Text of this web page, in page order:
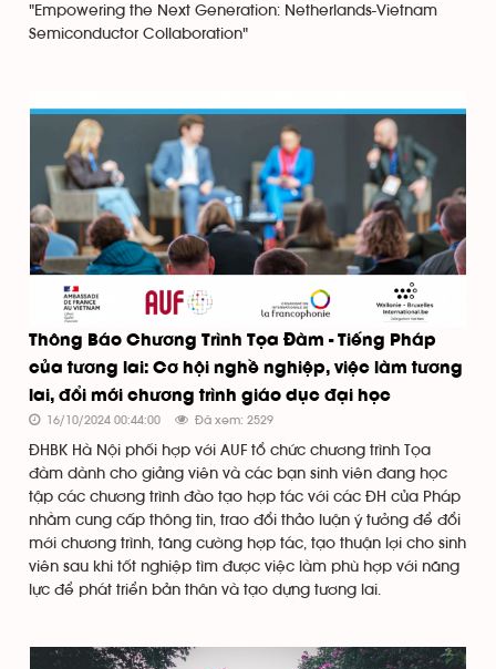
"Empowering the Next Generation: Netherlands-Vietnam
Semiconductor Collaboration"
Thông Báo Chương Trình Tọa Đàm - Tiếng Pháp
của tương lai: Cơ hội nghề nghiệp, việc làm tương
lai, đổi mới chương trình giáo dục đại học
16/10/2024 00:44:00 Đã xem: 2529
ĐHBK Hà Nội phối hợp với AUF tổ chức chương trình Tọa
đàm dành cho giảng viên và các bạn sinh viên đang học
tập các chương trình đào tạo hợp tác với các ĐH của Pháp
nhằm cung cấp thông tin, trao đổi thảo luận ý tưởng để đổi
mới chương trình, tăng cường hợp tác, tạo thuận lợi cho sinh
viên sau khi tốt nghiệp tìm được việc làm phù hợp với năng
lực để phát triển bản thân và tạo dựng tương lai.